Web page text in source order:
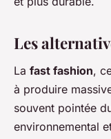
Les
La fast fashion,
à produire
souvent pointée
environnemental